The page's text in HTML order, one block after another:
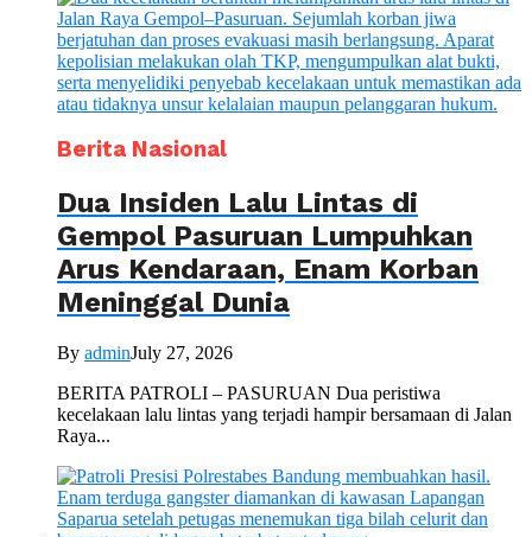
Berita Nasional
Dua Insiden Lalu Lintas di
Gempol Pasuruan Lumpuhkan
Arus Kendaraan, Enam Korban
Meninggal Dunia
By adminJuly 27, 2026
BERITA PATROLI – PASURUAN Dua peristiwa
kecelakaan lalu lintas yang terjadi hampir bersamaan di Jalan
Raya...